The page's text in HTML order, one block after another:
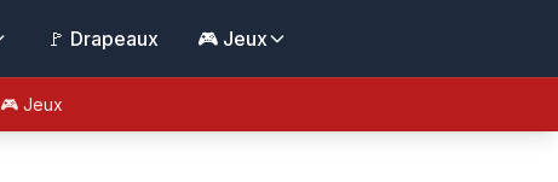
🚩 Drapeaux 🎮 Jeux
🎮 Jeux